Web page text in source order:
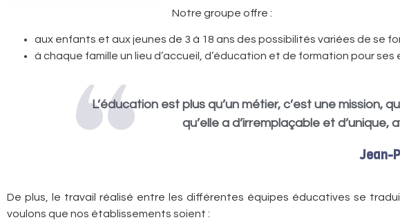
Notre groupe offre :
aux enfants et aux jeunes de 3 à 18 ans des possibilités variées de se
à chaque famille un lieu d’accueil, d’éducation et de formation pour ses
L’éducation est plus qu’un métier, c’est une
qu’elle a d’irremplaçable et d’unique,
Jean-
De plus, le travail réalisé entre les différentes équipes éducatives se
voulons que nos établissements soient :